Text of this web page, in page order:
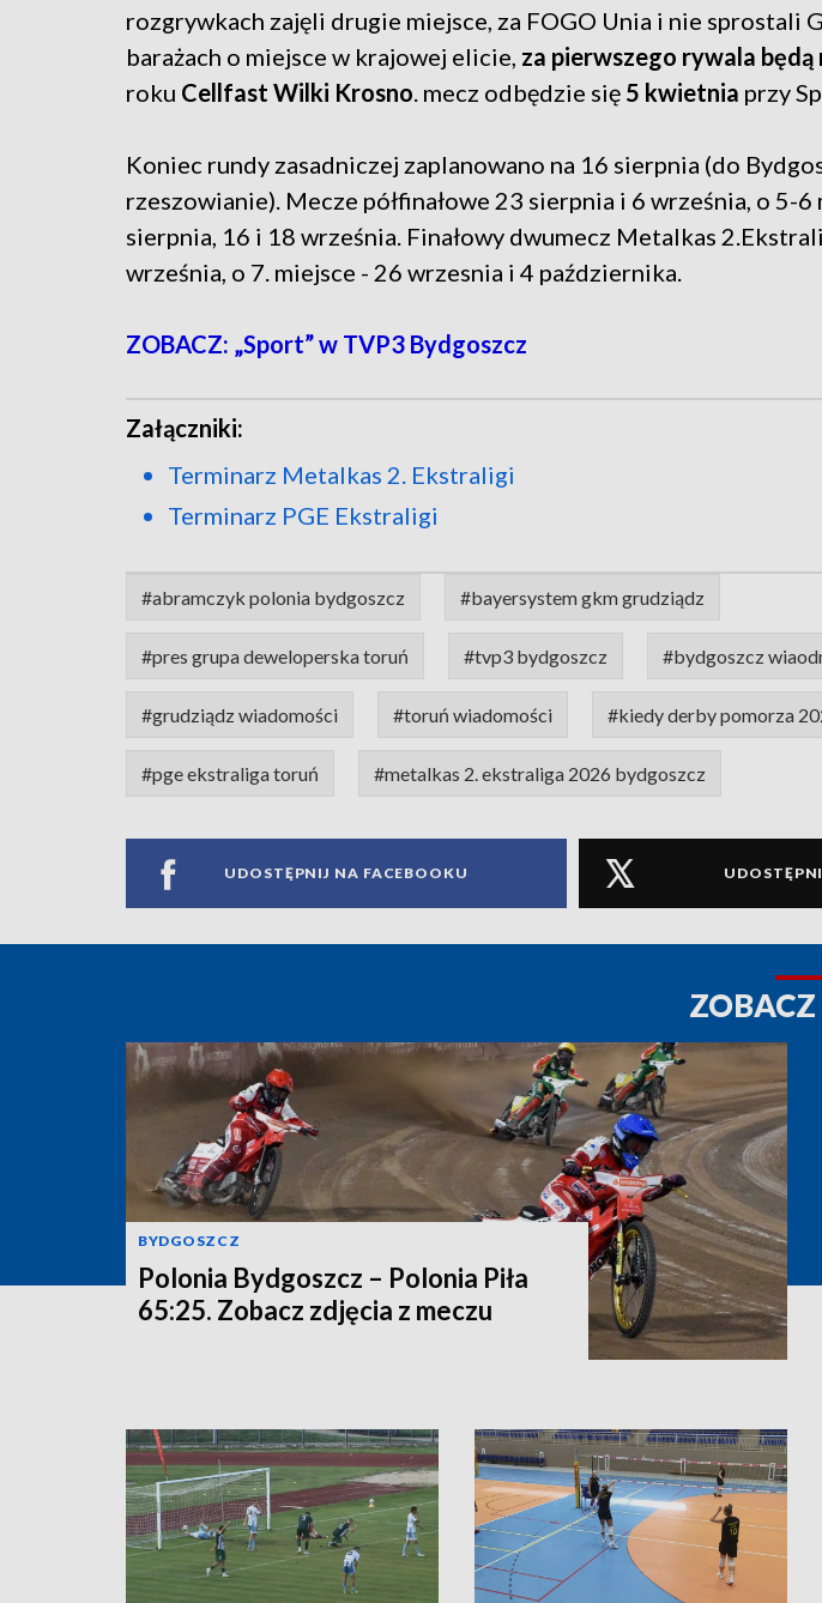
rozgrywkach zajęli drugie miejsce, za FOGO Unia i nie sprostali
barażach o miejsce w krajowej elicie, za pierwszego rywala będą
roku Cellfast Wilki Krosno . mecz odbędzie się 5 kwietnia przy
Koniec rundy zasadniczej zaplanowano na 16 sierpnia (do
rzeszowianie). Mecze półfinałowe 23 sierpnia i 6 września, o 5-6
sierpnia, 16 i 18 września. Finałowy dwumecz Metalkas
września, o 7. miejsce - 26 wrzesnia i 4 października.
ZOBACZ: „Sport” w TVP3 Bydgoszcz
Załączniki:
Terminarz Metalkas 2. Ekstraligi
Terminarz PGE Ekstraligi
#abramczyk polonia bydgoszcz #bayersystem gkm grudziądz
#pres grupa deweloperska toruń #tvp3 bydgoszcz #bydgoszcz
#grudziądz wiadomości #toruń wiadomości #kiedy derby pomorza
#pge ekstraliga toruń #metalkas 2. ekstraliga 2026 bydgoszcz
UDOSTĘPNIJ NA FACEBOOKU
BYDGOSZCZ
Polonia Bydgoszcz – Polonia Piła
65:25. Zobacz zdjęcia z meczu